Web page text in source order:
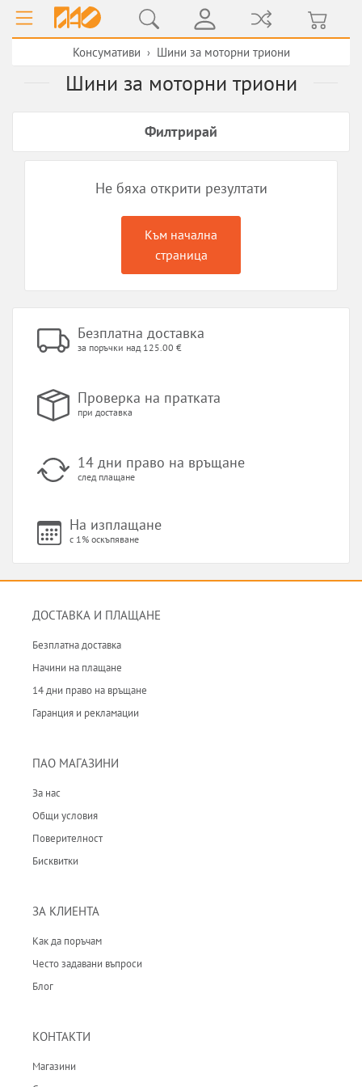
Консумативи › Шини за моторни триони
Шини за моторни триони
Филтрирай
Не бяха открити резултати
Към начална
страница
Безплатна доставка
за поръчки над 125.00 €
Проверка на пратката
при доставка
14 дни право на връщане
след плащане
На изплащане
с 1% оскъпяване
ДОСТАВКА И ПЛАЩАНЕ
Безплатна доставка
Начини на плащане
14 дни право на връщане
Гаранция и рекламации
ПАО МАГАЗИНИ
За нас
Общи условия
Поверителност
Бисквитки
ЗА КЛИЕНТА
Как да поръчам
Често задавани въпроси
Блог
КОНТАКТИ
Магазини